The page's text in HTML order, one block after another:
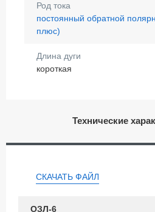
Род тока
постоянный обратной
плюс)
Длина дуги
короткая
Технические
СКАЧАТЬ ФАЙЛ
ОЗЛ-6